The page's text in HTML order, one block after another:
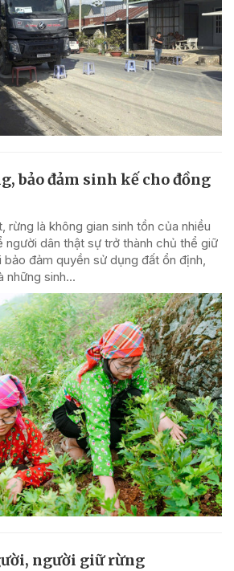
bảo đảm sinh kế cho đồng
rừng là không gian sinh tồn của nhiều
dân thật sự trở thành chủ thể giữ
bảo đảm quyền sử dụng đất ổn định,
những sinh...
người giữ rừng